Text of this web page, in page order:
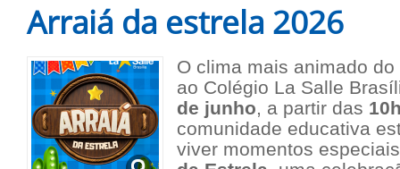
Arraiá da estrela 2026
O clima mais animado
ao Colégio La Salle
de junho, a partir das
comunidade educativa
viver momentos